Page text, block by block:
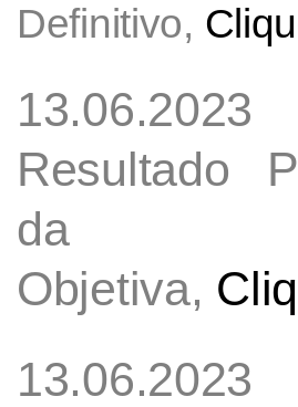
Definitivo,
Resultado
da
Objetiva,